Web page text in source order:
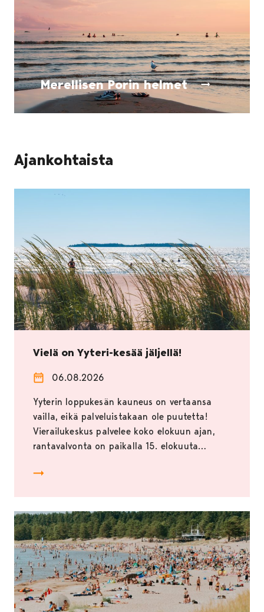
Merellisen Porin helmet
Ajankohtaista
Vielä on Yyteri-kesää jäljellä!
06.08.2026
Yyterin loppukesän kauneus on vertaansa
vailla, eikä palveluistakaan ole puutetta!
Vierailukeskus palvelee koko elokuun ajan,
rantavalvonta on paikalla 15. elokuuta…
Vielä on Yyteri-kesää jäljellä!